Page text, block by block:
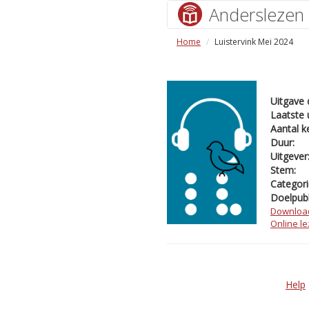
Anderslezen
Home Luistervink Mei 2024
Uitgave
Laatste
Aantal
Duur:
Uitgever:
Stem:
Online
Help